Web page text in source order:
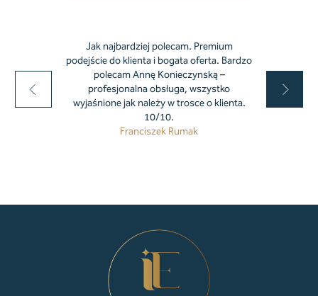
Jak najbardziej polecam. Premium
podejście do klienta i bogata oferta. Bardzo
polecam Annę Konieczynską –
profesjonalna obsługa, wszystko
wyjaśnione jak należy w trosce o klienta.
10/10.
Franciszek Rumak